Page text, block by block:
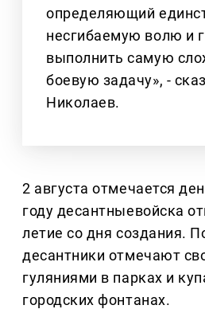
определяющий
несгибаемую волю и
выполнить самую
боевую задачу», -
Николаев.
2 августа отмечается
году десантныевойска
летие со дня создания.
десантники отмечают
гуляниями в парках и
городских фонтанах.